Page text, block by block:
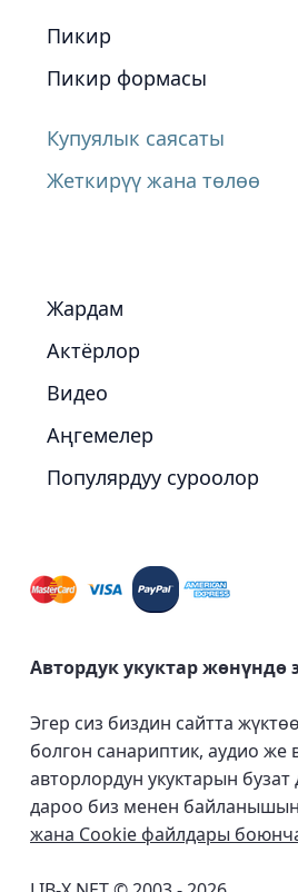
Пикир
Пикир формасы
Купуялык саясаты
Жеткирүү жана төлөө
Жардам
Актёрлор
Видео
Аңгемелер
Популярдуу суроолор
Автордук укуктар жөнүндө
Эгер сиз биздин сайтта
болгон санариптик, аудио же
авторлордун укуктарын бузат
дароо биз менен
жана Cookie файлдары